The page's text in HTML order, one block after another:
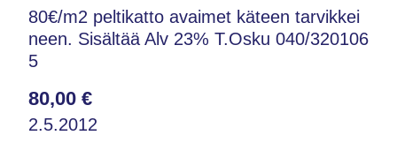
80€/m2 peltikatto avaimet käteen tarvikkei
neen. Sisältää Alv 23% T.Osku 040/320106
5
80,00 €
2.5.2012